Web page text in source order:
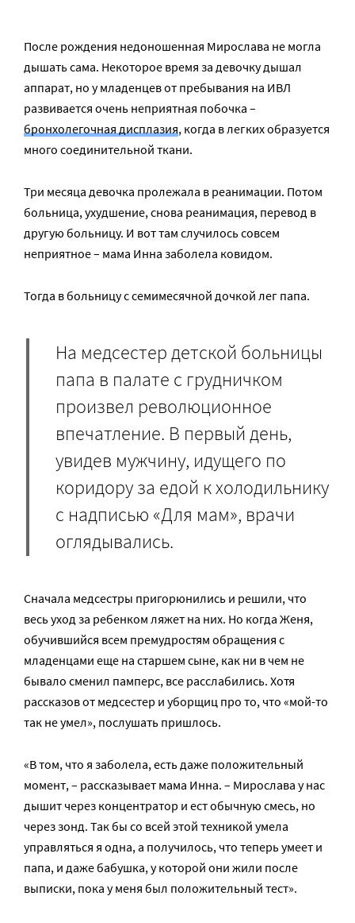
После рождения недоношенная Мирослава не могла
дышать сама. Некоторое время за девочку дышал
аппарат, но у младенцев от пребывания на ИВЛ
развивается очень неприятная побочка –
бронхолегочная дисплазия, когда в легких образуется
много соединительной ткани.
Три месяца девочка пролежала в реанимации. Потом
больница, ухудшение, снова реанимация, перевод в
другую больницу. И вот там случилось совсем
неприятное – мама Инна заболела ковидом.
Тогда в больницу с семимесячной дочкой лег папа.
На медсестер детской больницы
папа в палате с грудничком
произвел революционное
впечатление. В первый день,
увидев мужчину, идущего по
коридору за едой к холодильнику
с надписью «Для мам», врачи
оглядывались.
Сначала медсестры пригорюнились и решили, что
весь уход за ребенком ляжет на них. Но когда Женя,
обучившийся всем премудростям обращения с
младенцами еще на старшем сыне, как ни в чем не
бывало сменил памперс, все расслабились. Хотя
рассказов от медсестер и уборщиц про то, что «мой-то
так не умел», послушать пришлось.
«В том, что я заболела, есть даже положительный
момент, – рассказывает мама Инна. – Мирослава у нас
дышит через концентратор и ест обычную смесь, но
через зонд. Так бы со всей этой техникой умела
управляться я одна, а получилось, что теперь умеет и
папа, и даже бабушка, у которой они жили после
выписки, пока у меня был положительный тест».